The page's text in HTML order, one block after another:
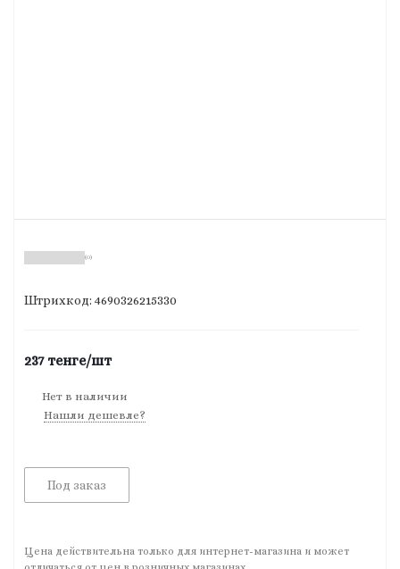
(0)
Штрихкод: 4690326215330
237тенге/шт
Нет в наличии
Нашли дешевле?
Под заказ
Цена действительна только для интернет-магазина и может